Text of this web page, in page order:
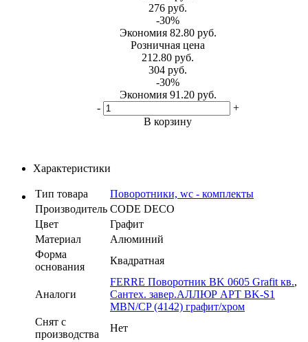
276 руб.
-30%
Экономия 82.80руб.
Розничная цена
212.80 руб.
304 руб.
-30%
Экономия 91.20руб.
-
+
В корзину
Характеристики
Тип товара
Поворотники, wc - комплекты
Производитель CODE DECO
Цвет
Графит
Материал
Алюминий
Форма
основания
Квадратная
Аналоги
FERRE Поворотник BK 0605 Grafit кв.,
Сантех. завер.АЛЛЮР АРТ BK-S1
MBN/CP (4142) графит/хром
Cнят с
производства
Нет